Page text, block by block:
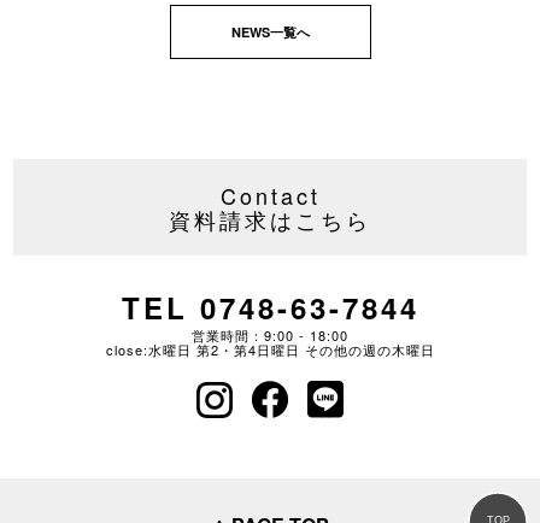
NEWS一覧へ
Contact
資料請求はこちら
TEL 0748-63-7844
営業時間：9:00 - 18:00
close:水曜日 第2・第4日曜日 その他の週の木曜日